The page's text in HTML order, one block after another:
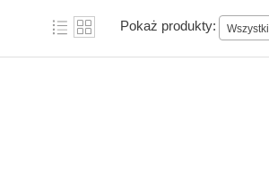
Pokaż produkty: